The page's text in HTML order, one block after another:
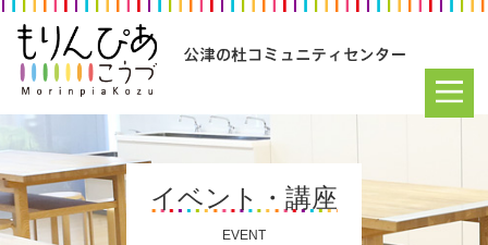
イベント・講座
EVENT